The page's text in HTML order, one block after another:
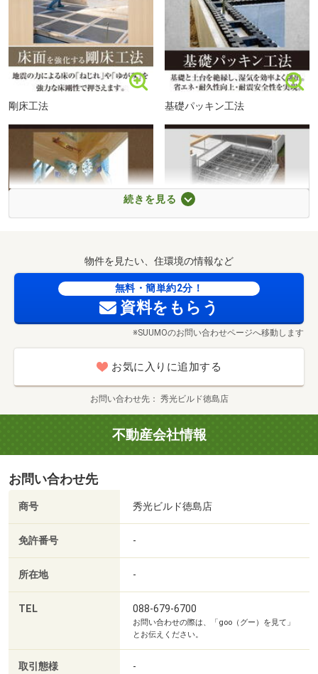
剛床工法 基礎パッキン工法
ユニット鉄筋
続きを見る
物件を見たい、住環境の情報など
無料・簡単約2分！
資料をもらう
※SUUMOのお問い合わせページへ移動します
お気に入りに追加する
お問い合わせ先 秀光ビルド徳島店
不動産会社情報
お問い合わせ先
商号 秀光ビルド徳島店
免許番号 -
所在地 -
TEL 088-679-6700
お問い合わせの際は、「goo（グー）を見て」
とお伝えください。
取引態様 -